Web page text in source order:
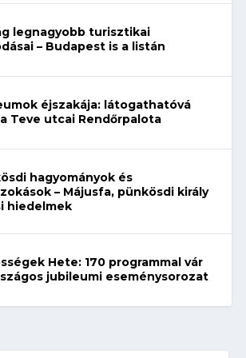
legnagyobb turisztikai
– Budapest is a listán
éjszakája: látogathatóvá
Teve utcai Rendőrpalota
hagyományok és
– Májusfa, pünkösdi király
hiedelmek
Hete: 170 programmal vár
jubileumi eseménysorozat